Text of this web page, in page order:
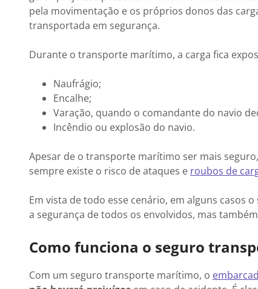
pela movimentação e os próprios donos das
transportada em segurança.
Durante o transporte marítimo, a carga fica
Naufrágio;
Encalhe;
Varação, quando o comandante do navio
Incêndio ou explosão do navio.
Apesar de o transporte marítimo ser mais
sempre existe o risco de ataques e roubos de
Em vista de todo esse cenário, em alguns
a segurança de todos os envolvidos, mas
Como funciona o seguro
Com um seguro transporte marítimo, o